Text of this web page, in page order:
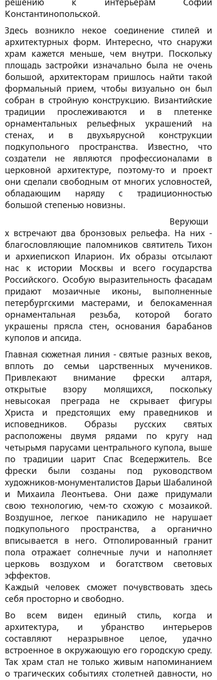
решению к интерьерам Софии
Константинопольской.
Здесь возникло некое соединение стилей и
архитектурных форм. Интересно, что снаружи
храм кажется меньше, чем внутри. Поскольку
площадь застройки изначально была не очень
большой, архитекторам пришлось найти такой
формальный прием, чтобы визуально он был
собран в стройную конструкцию. Византийские
традиции прослеживаются и в плетенке
орнаментальных рельефных украшений на
стенах, и в двухъярусной конструкции
подкупольного пространства. Известно, что
создатели не являются профессионалами в
церковной архитектуре, поэтому-то и проект
они сделали свободным от многих условностей,
обладающим наряду с традиционностью
большой степенью новизны.
Верующи
х встречают два бронзовых рельефа. На них -
благословляющие паломников святитель Тихон
и архиепископ Иларион. Их образы отсылают
нас к истории Москвы и всего государства
Российского. Особую выразительность фасадам
придают мозаичные иконы, выполненные
петербургскими мастерами, и белокаменная
орнаментальная резьба, которой богато
украшены прясла стен, основания барабанов
куполов и апсида.
Главная сюжетная линия - святые разных веков,
вплоть до семьи царственных мучеников.
Привлекают внимание фрески алтаря,
открытые взору молящихся, поскольку
невысокая преграда не скрывает фигуры
Христа и предстоящих ему праведников и
исповедников. Образы русских святых
расположены двумя рядами по кругу над
четырьмя парусами центрального купола, выше
по традиции царит Спас Вседержитель. Все
фрески были созданы под руководством
художников-монументалистов Дарьи Шабалиной
и Михаила Леонтьева. Они даже придумали
свою технологию, чем-то схожую с мозаикой.
Воздушное, легкое паникадило не нарушает
подкупольного пространства, а органично
вписывается в него. Отполированный гранит
пола отражает солнечные лучи и наполняет
церковь воздухом и богатством световых
эффектов.
Каждый человек сможет почувствовать здесь
себя просторно и свободно.
Во всем виден единый стиль, когда и
архитектура, и убранство интерьеров
составляют неразрывное целое, удачно
встроенное в окружающую его городскую среду.
Так храм стал не только живым напоминанием
о трагических событиях столетней давности, но